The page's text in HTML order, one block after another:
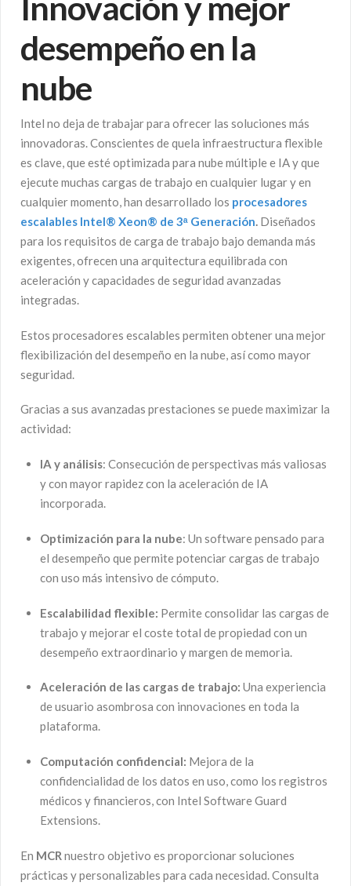
desempeño en la
nube
Intel no deja de trabajar para ofrecer las soluciones más
innovadoras. Conscientes de quela infraestructura flexible
es clave, que esté optimizada para nube múltiple e IA y que
ejecute muchas cargas de trabajo en cualquier lugar y en
cualquier momento, han desarrollado los procesadores
escalables Intel® Xeon® de 3ᵃ Generación. Diseñados
para los requisitos de carga de trabajo bajo demanda más
exigentes, ofrecen una arquitectura equilibrada con
aceleración y capacidades de seguridad avanzadas
integradas.
Estos procesadores escalables permiten obtener una mejor
flexibilización del desempeño en la nube, así como mayor
seguridad.
Gracias a sus avanzadas prestaciones se puede maximizar la
actividad:
IA y análisis: Consecución de perspectivas más valiosas
y con mayor rapidez con la aceleración de IA
incorporada.
Optimización para la nube: Un software pensado para
el desempeño que permite potenciar cargas de trabajo
con uso más intensivo de cómputo.
Escalabilidad flexible: Permite consolidar las cargas de
trabajo y mejorar el coste total de propiedad con un
desempeño extraordinario y margen de memoria.
Aceleración de las cargas de trabajo: Una experiencia
de usuario asombrosa con innovaciones en toda la
plataforma.
Computación confidencial: Mejora de la
confidencialidad de los datos en uso, como los registros
médicos y financieros, con Intel Software Guard
Extensions.
En MCR nuestro objetivo es proporcionar soluciones
prácticas y personalizables para cada necesidad. Consulta